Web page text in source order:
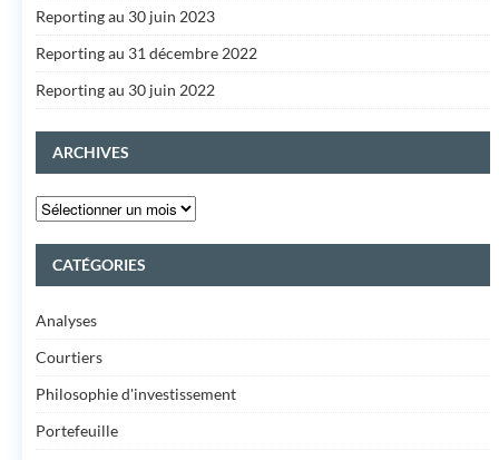
Reporting au 30 juin 2023
Reporting au 31 décembre 2022
Reporting au 30 juin 2022
ARCHIVES
CATÉGORIES
Analyses
Courtiers
Philosophie d'investissement
Portefeuille